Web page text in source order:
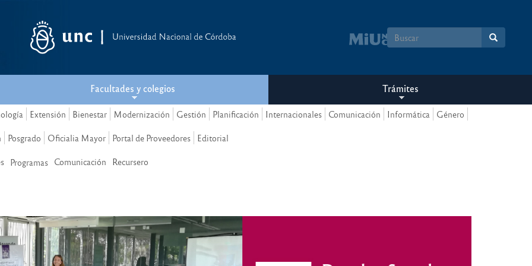
Formulario
búsqueda
Facultades y colegios Trámites
Extensión Bienestar Modernización Gestión Planificación Internacionales Comunicación Informática Género
Posgrado Oficialia Mayor Portal de Proveedores Editorial
Programas Comunicación Recursero